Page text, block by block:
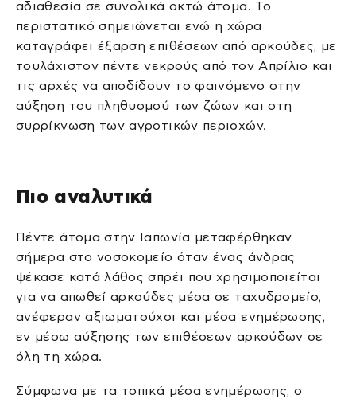
αδιαθεσία σε συνολικά οκτώ άτομα. Το
περιστατικό σημειώνεται ενώ η χώρα
καταγράφει έξαρση επιθέσεων από αρκούδες, με
τουλάχιστον πέντε νεκρούς από τον Απρίλιο και
τις αρχές να αποδίδουν το φαινόμενο στην
αύξηση του πληθυσμού των ζώων και στη
συρρίκνωση των αγροτικών περιοχών.
Πιο αναλυτικά
Πέντε άτομα στην Ιαπωνία μεταφέρθηκαν
σήμερα στο νοσοκομείο όταν ένας άνδρας
ψέκασε κατά λάθος σπρέι που χρησιμοποιείται
για να απωθεί αρκούδες μέσα σε ταχυδρομείο,
ανέφεραν αξιωματούχοι και μέσα ενημέρωσης,
εν μέσω αύξησης των επιθέσεων αρκούδων σε
όλη τη χώρα.
Σύμφωνα με τα τοπικά μέσα ενημέρωσης, ο